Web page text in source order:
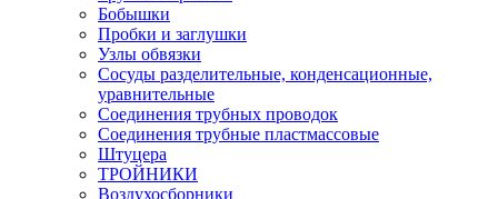
Бобышки
Пробки и заглушки
Узлы обвязки
Сосуды разделительные, конденсационные,
уравнительные
Соединения трубных проводок
Соединения трубные пластмассовые
Штуцера
ТРОЙНИКИ
Воздухосборники